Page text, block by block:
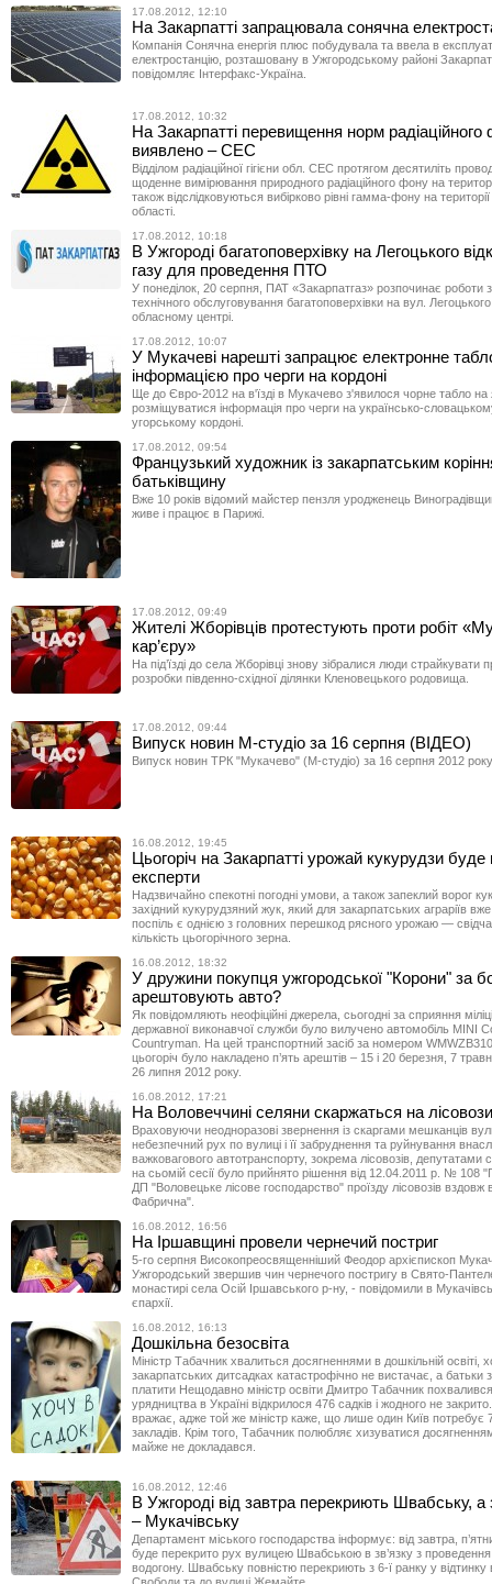
17.08.2012, 12:10
На Закарпатті запрацювала сонячна
Компанія Сонячна енергія плюс побудувала та ввела в
електростанцію, розташовану в Ужгородському районі
повідомляє Інтерфакс-Україна.
17.08.2012, 10:32
На Закарпатті перевищення норм радіаційного
виявлено – СЕС
Відділом радіаційної гігієни обл. СЕС протягом десятиліть
щоденне вимірювання природного радіаційного фону на
також відслідковуються вибірково рівні гамма-фону на
області.
17.08.2012, 10:18
В Ужгороді багатоповерхівку на Легоцького
газу для проведення ПТО
У понеділок, 20 серпня, ПАТ «Закарпатгаз» розпочинає роботи
технічного обслуговування багатоповерхівки на вул.
обласному центрі.
17.08.2012, 10:07
У Мукачеві нарешті запрацює електронне
інформацією про черги на кордоні
Ще до Євро-2012 на в'їзді в Мукачево з'явилося чорне табло
розміщуватися інформація про черги на українсько-
угорському кордоні.
17.08.2012, 09:54
Французький художник із закарпатським
батьківщину
Вже 10 років відомий майстер пензля уродженець
живе і працює в Парижі.
17.08.2012, 09:49
Жителі Жборівців протестують проти робіт
кар’єру»
На під’їзді до села Жборівці знову зібралися люди страйкувати
розробки південно-східної ділянки Кленовецького родовища.
17.08.2012, 09:44
Випуск новин М-студіо за 16 серпня (ВІДЕО)
Випуск новин ТРК "Мукачево" (М-студіо) за 16 серпня 2012
16.08.2012, 19:45
Цьогоріч на Закарпатті урожай кукурудзи
експерти
Надзвичайно спекотні погодні умови, а також запеклий ворог
західний кукурудзяний жук, який для закарпатських аграріїв вже
поспіль є однією з головних перешкод рясного урожаю —
кількість цьогорічного зерна.
16.08.2012, 18:32
У дружини покупця ужгородської "Корони" за
арештовують авто?
Як повідомляють неофіційні джерела, сьогодні за сприяння
державної виконавчої служби було вилучено автомобіль MINI
Countryman. На цей транспортний засіб за номером
цьогоріч було накладено п’ять арештів – 15 і 20 березня, 7
26 липня 2012 року.
16.08.2012, 17:21
На Воловеччині селяни скаржаться на лісовози
Враховуючи неодноразові звернення із скаргами мешканців
небезпечний рух по вулиці і її забруднення та руйнування
важковагового автотранспорту, зокрема лісовозів, депутатами
на сьомій сесії було прийнято рішення від 12.04.2011 р. № 108
ДП "Воловецьке лісове господарство" проїзду лісовозів вздовж
Фабрична".
16.08.2012, 16:56
На Іршавщині провели чернечий постриг
5-го серпня Високопреосвященніший Феодор архієпископ
Ужгородський звершив чин чернечого постригу в Свято-
монастирі села Осій Іршавського р-ну, - повідомили в
єпархії.
16.08.2012, 16:13
Дошкільна безосвіта
Міністр Табачник хвалиться досягненнями в дошкільній освіті,
закарпатських дитсадках катастрофічно не вистачає, а батьки
платити Нещодавно міністр освіти Дмитро Табачник
урядництва в Україні відкрилося 476 садків і жодного не
вражає, адже той же міністр каже, що лише один Київ потребує
закладів. Крім того, Табачник полюбляє хизуватися
майже не докладався.
16.08.2012, 12:46
В Ужгороді від завтра перекриють Швабську, а
– Мукачівську
Департамент міського господарства інформує: від завтра,
буде перекрито рух вулицею Швабською в зв’язку з проведення
водогону. Швабську повністю перекриють з 6-ї ранку у відтинку